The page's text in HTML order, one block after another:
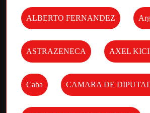
ALBERTO FERNANDEZ
ASTRAZENECA AXEL
Caba CAMARA DE